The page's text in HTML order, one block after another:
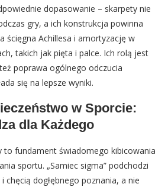
dopasowanie – skarpety nie
gry, a ich konstrukcja powinna
ścięgna Achillesa i amortyzację w
takich jak pięta i palce. Ich rolą jest
poprawa ogólnego odczucia
się na lepsze wyniki.
w Sporcie:
dla Każdego
to fundament świadomego kibicowania
sportu. „Samiec sigma” podchodzi
chęcią dogłębnego poznania, a nie